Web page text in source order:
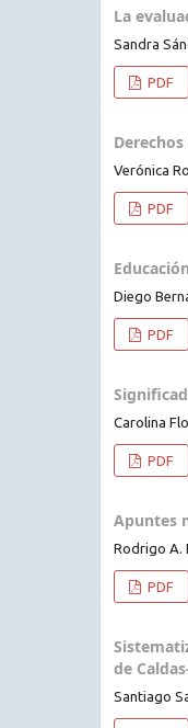
La
Sandra
PDF
Verónica
PDF
Diego
PDF
Carolina
PDF
Apuntes
Rodrigo A.
PDF
de
Santiago